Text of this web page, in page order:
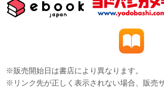
※販売開始日は書店により異なります。
※リンク先が正しく表示されない場合、販売